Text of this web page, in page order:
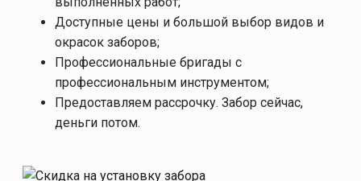
Доступные цены и большой выбор видов и
окрасок заборов;
Профессиональные бригады с
профессиональным инструментом;
Предоставляем рассрочку. Забор сейчас,
деньги потом.